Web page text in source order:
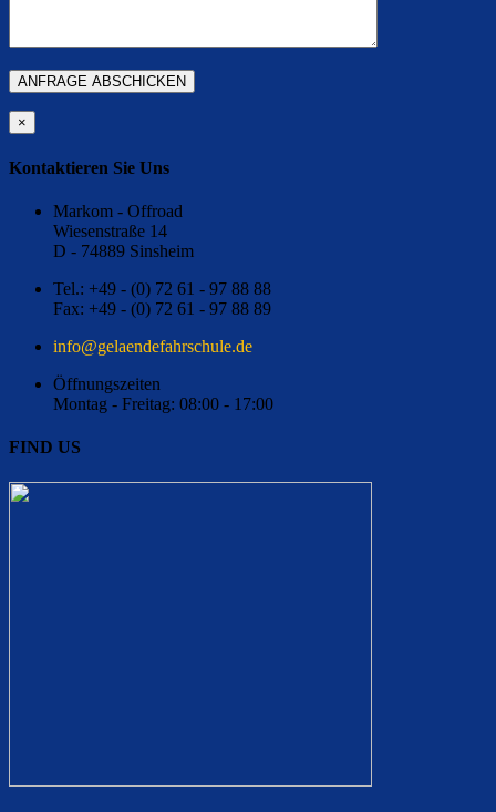
×
Kontaktieren Sie Uns
Markom - Offroad
Wiesenstraße 14
D - 74889 Sinsheim
Tel.: +49 - (0) 72 61 - 97 88 88
Fax: +49 - (0) 72 61 - 97 88 89
ed.eluhcsrhafednealeg@ofni
Öffnungszeiten
Montag - Freitag: 08:00 - 17:00
FIND US